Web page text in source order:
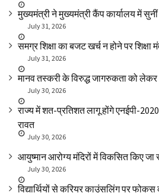
मुख्यमंत्री ने मुख्यमंत्री कैंप कार्यालय में
July 31, 2026
समग्र शिक्षा का बजट खर्च न होने पर शिक्षा
July 31, 2026
मानव तस्करी के विरुद्ध जागरुकता को
July 30, 2026
राज्य में शत-प्रतिशत लागू होंगे एनईपी-
रावत
July 30, 2026
आयुष्मान आरोग्य मंदिरों में विकसित किए जा
July 30, 2026
विद्यार्थियों से करियर काउंसलिंग पर फोकस